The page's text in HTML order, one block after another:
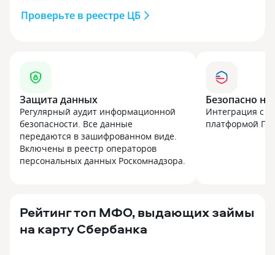
Проверьте в реестре ЦБ
Защита данных
Регулярный аудит информационной
безопасности. Все данные
передаются в зашифрованном виде.
Включены в реестр операторов
персональных данных Роскомнадзора.
Безопасно
Интеграция с
платформой
Рейтинг топ МФО, выдающих займы
на карту Сбербанка